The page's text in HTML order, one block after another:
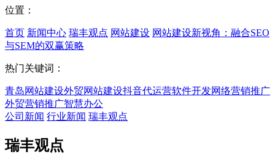
位置：
首页 新闻中心 瑞丰观点 网站建设 网站建设新视角：融合SEO
与SEM的双赢策略
热门关键词：
青岛网站建设外贸网站建设抖音代运营软件开发网络营销推广
外贸营销推广智慧办公
公司新闻 行业新闻 瑞丰观点
瑞丰观点